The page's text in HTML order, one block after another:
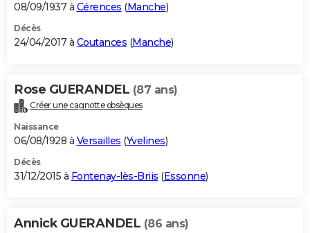
08/09/1937 à Cérences (Manche)
Décès
24/04/2017 à Coutances (Manche)
Rose GUERANDEL (87 ans)
Créer une cagnotte obsèques
Naissance
06/08/1928 à Versailles (Yvelines)
Décès
31/12/2015 à Fontenay-lès-Briis (Essonne)
Annick GUERANDEL (86 ans)